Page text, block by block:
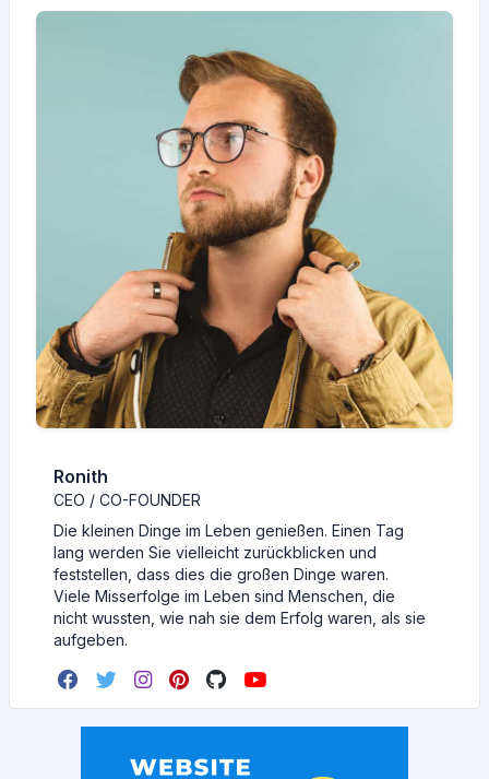
Ronith
CEO / CO-FOUNDER
Die kleinen Dinge im Leben genießen. Einen Tag
lang werden Sie vielleicht zurückblicken und
feststellen, dass dies die großen Dinge waren.
Viele Misserfolge im Leben sind Menschen, die
nicht wussten, wie nah sie dem Erfolg waren, als sie
aufgeben.